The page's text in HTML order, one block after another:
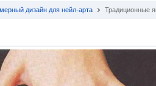
дизайн для нейл-арта Традиционные